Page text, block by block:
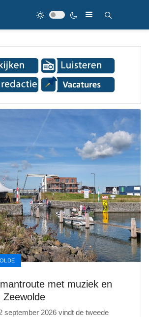
met muziek en
Zeewolde
september 2026 vindt de tweede